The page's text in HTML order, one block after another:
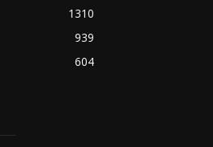
1310
939
604